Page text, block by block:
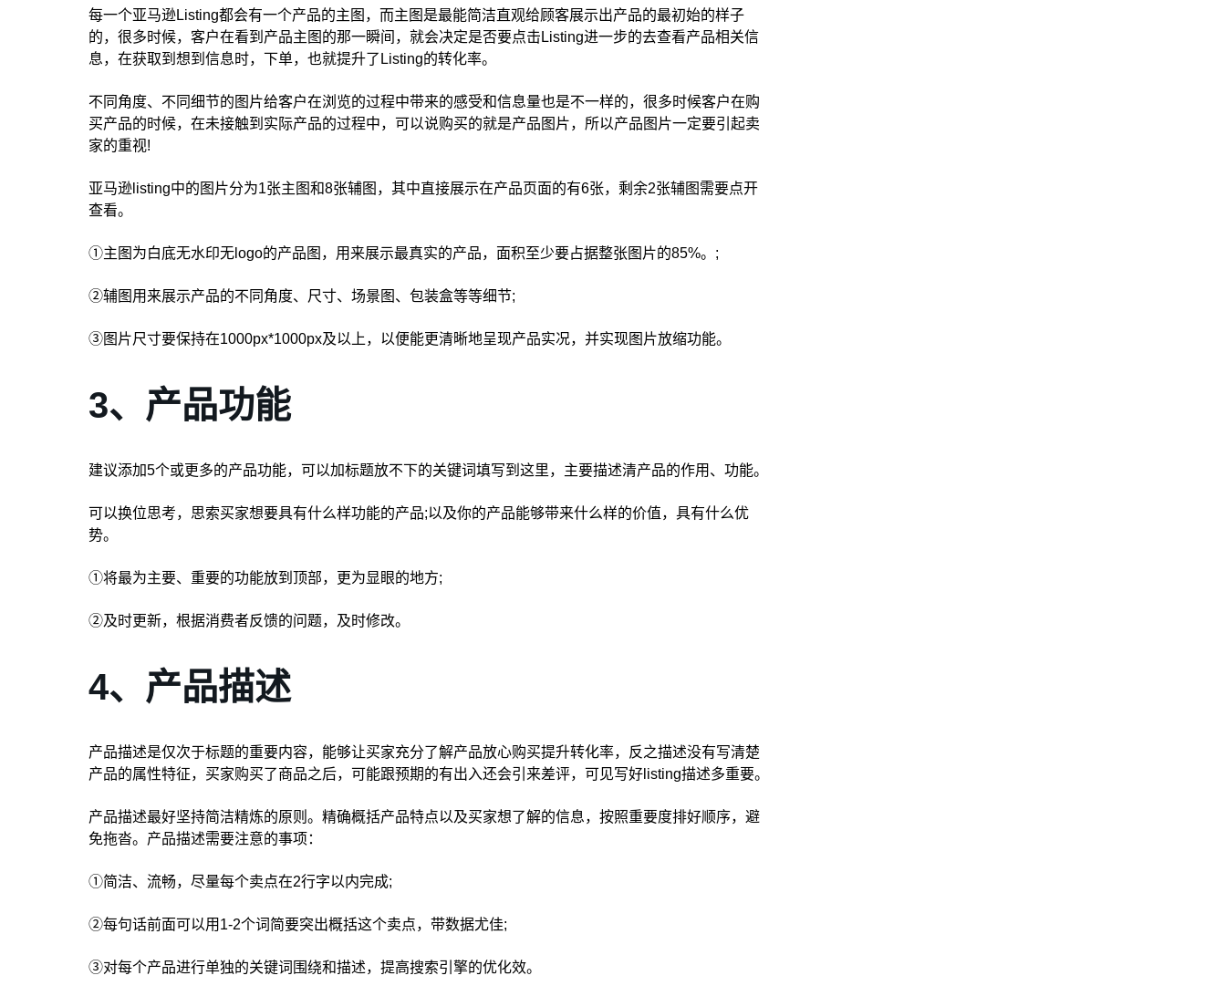
每一个亚马逊Listing都会有一个产品的主图，而主图是最能简洁直观给顾客展示出产品的最初始的样子
的，很多时候，客户在看到产品主图的那一瞬间，就会决定是否要点击Listing进一步的去查看产品相关信
息，在获取到想到信息时，下单，也就提升了Listing的转化率。
不同角度、不同细节的图片给客户在浏览的过程中带来的感受和信息量也是不一样的，很多时候客户在购
买产品的时候，在未接触到实际产品的过程中，可以说购买的就是产品图片，所以产品图片一定要引起卖
家的重视!
亚马逊listing中的图片分为1张主图和8张辅图，其中直接展示在产品页面的有6张，剩余2张辅图需要点开
查看。
①主图为白底无水印无logo的产品图，用来展示最真实的产品，面积至少要占据整张图片的85%。;
②辅图用来展示产品的不同角度、尺寸、场景图、包装盒等等细节;
③图片尺寸要保持在1000px*1000px及以上，以便能更清晰地呈现产品实况，并实现图片放缩功能。
3、产品功能
建议添加5个或更多的产品功能，可以加标题放不下的关键词填写到这里，主要描述清产品的作用、功能。
可以换位思考，思索买家想要具有什么样功能的产品;以及你的产品能够带来什么样的价值，具有什么优
势。
①将最为主要、重要的功能放到顶部，更为显眼的地方;
②及时更新，根据消费者反馈的问题，及时修改。
4、产品描述
产品描述是仅次于标题的重要内容，能够让买家充分了解产品放心购买提升转化率，反之描述没有写清楚
产品的属性特征，买家购买了商品之后，可能跟预期的有出入还会引来差评，可见写好listing描述多重要。
产品描述最好坚持简洁精炼的原则。精确概括产品特点以及买家想了解的信息，按照重要度排好顺序，避
免拖沓。产品描述需要注意的事项：
①简洁、流畅，尽量每个卖点在2行字以内完成;
②每句话前面可以用1-2个词简要突出概括这个卖点，带数据尤佳;
③对每个产品进行单独的关键词围绕和描述，提高搜索引擎的优化效。